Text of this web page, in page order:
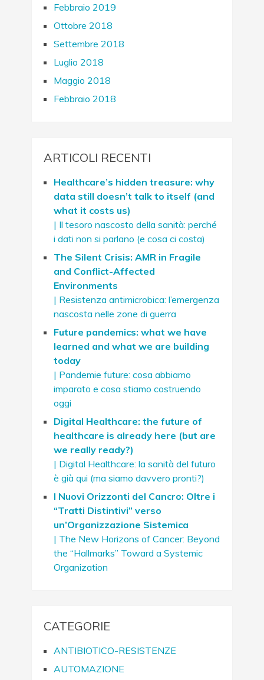
Febbraio 2019
Ottobre 2018
Settembre 2018
Luglio 2018
Maggio 2018
Febbraio 2018
ARTICOLI RECENTI
Healthcare’s hidden treasure: why
data still doesn’t talk to itself (and
what it costs us)
| Il tesoro nascosto della sanità: perché
i dati non si parlano (e cosa ci costa)
The Silent Crisis: AMR in Fragile
and Conflict-Affected
Environments
| Resistenza antimicrobica: l’emergenza
nascosta nelle zone di guerra
Future pandemics: what we have
learned and what we are building
today
| Pandemie future: cosa abbiamo
imparato e cosa stiamo costruendo
oggi
Digital Healthcare: the future of
healthcare is already here (but are
we really ready?)
| Digital Healthcare: la sanità del futuro
è già qui (ma siamo davvero pronti?)
I Nuovi Orizzonti del Cancro: Oltre i
“Tratti Distintivi” verso
un’Organizzazione Sistemica
| The New Horizons of Cancer: Beyond
the “Hallmarks” Toward a Systemic
Organization
CATEGORIE
ANTIBIOTICO-RESISTENZE
AUTOMAZIONE